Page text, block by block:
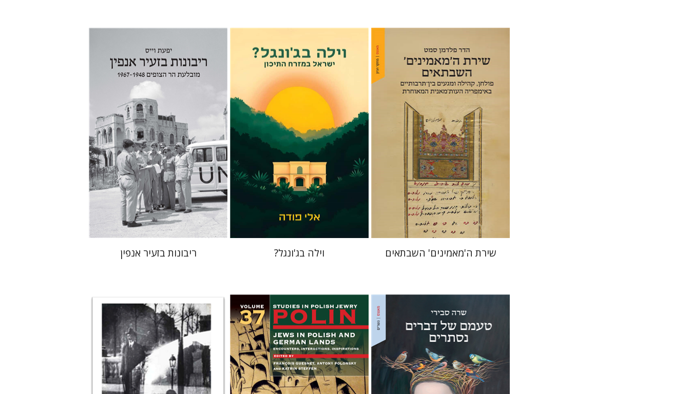
הדר פלדמן סמט
הנחת אתר ספר מודפס
$46
$41
שירת ה'מאמינים' השבתאים
אלי פודה
הנחת אתר ספר מודפס
$46
$41
וילה בג'ונגל?
יפעת וייס
הנחת אתר ספר מודפס
$42
$38
ריבונות בזעיר אנפין
שרה סבירי
קתרין סטפן
François
Guesnet
Antony Polonsky
רונה סלע